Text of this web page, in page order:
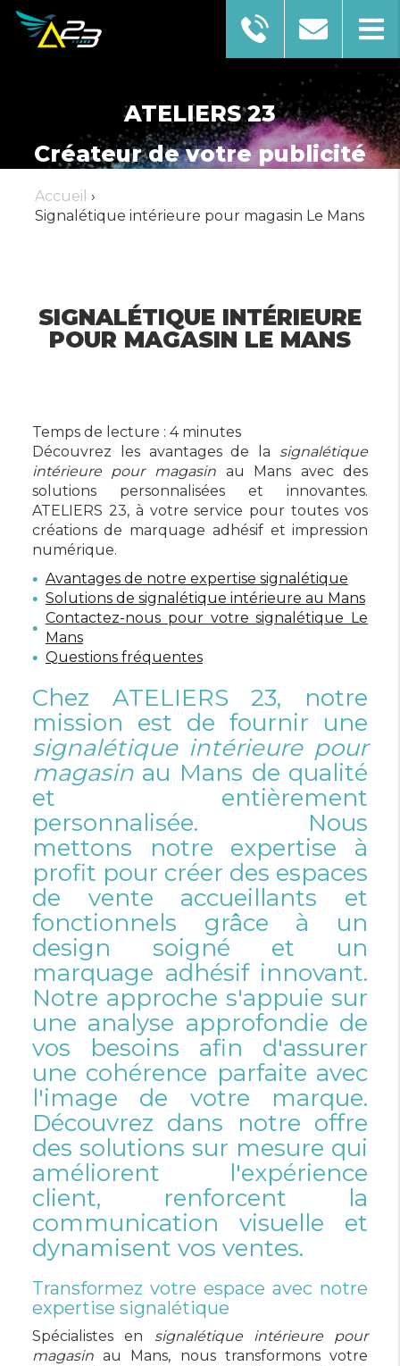
ATELIERS 23
Créateur de votre publicité
AFFICHER LE NUMÉRO
Accueil ›
Signalétique intérieure pour magasin Le Mans
SIGNALÉTIQUE INTÉRIEURE
POUR MAGASIN LE MANS
Temps de lecture : 4 minutes
Découvrez les avantages de la signalétique
intérieure pour magasinau Mans avec des
solutions personnalisées et innovantes.
ATELIERS 23, à votre service pour toutes vos
créations de marquage adhésif et impression
numérique.
Avantages de notre expertise signalétique
Solutions de signalétique intérieure au Mans
Contactez-nous pour votre signalétique Le
Mans
Questions fréquentes
Chez ATELIERS 23, notre
mission est de fournir une
signalétique intérieure pour
magasinau Mans de qualité
et entièrement
personnalisée. Nous
mettons notre expertise à
profit pour créer des espaces
de vente accueillants et
fonctionnels grâce à un
design soigné et un
marquage adhésif innovant.
Notre approche s'appuie sur
une analyse approfondie de
vos besoins afin d'assurer
une cohérence parfaite avec
l'image de votre marque.
Découvrez dans notre offre
des solutions sur mesure qui
améliorent l'expérience
client, renforcent la
communication visuelle et
dynamisent vos ventes.
Transformez votre espace avec notre
expertise signalétique
Spécialistes en signalétique intérieure pour
magasinau Mans, nous transformons votre